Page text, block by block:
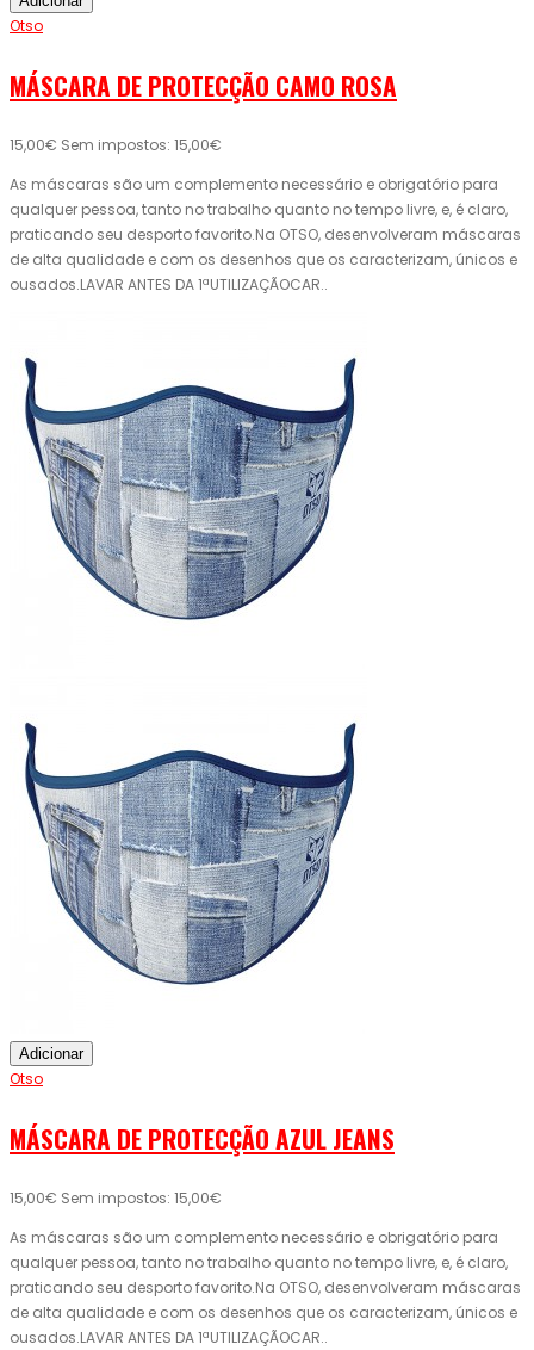
Otso
MÁSCARA DE PROTECÇÃO CAMO ROSA
15,00€ Sem impostos: 15,00€
As máscaras são um complemento necessário e obrigatório para
qualquer pessoa, tanto no trabalho quanto no tempo livre, e, é claro,
praticando seu desporto favorito.Na OTSO, desenvolveram máscaras
de alta qualidade e com os desenhos que os caracterizam, únicos e
ousados.LAVAR ANTES DA 1ªUTILIZAÇÃOCAR..
Adicionar
Otso
MÁSCARA DE PROTECÇÃO AZUL JEANS
15,00€ Sem impostos: 15,00€
As máscaras são um complemento necessário e obrigatório para
qualquer pessoa, tanto no trabalho quanto no tempo livre, e, é claro,
praticando seu desporto favorito.Na OTSO, desenvolveram máscaras
de alta qualidade e com os desenhos que os caracterizam, únicos e
ousados.LAVAR ANTES DA 1ªUTILIZAÇÃOCAR..